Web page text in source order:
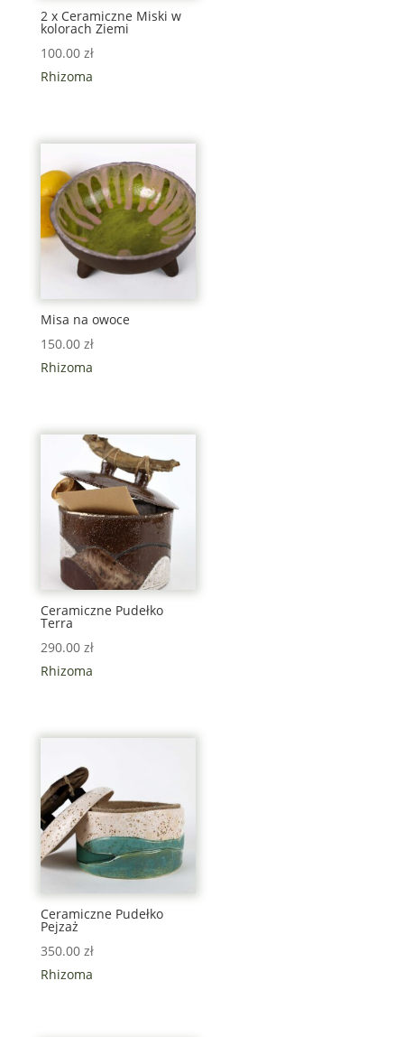
2 x Ceramiczne Miski w
kolorach Ziemi
100.00 zł
Rhizoma
Misa na owoce
150.00 zł
Rhizoma
Ceramiczne Pudełko
Terra
290.00 zł
Rhizoma
Ceramiczne Pudełko
Pejzaż
350.00 zł
Rhizoma